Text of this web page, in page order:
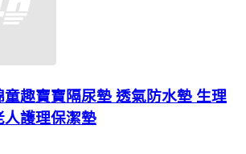
童趣寶寶隔尿墊 透氣防水墊 生理
人護理保潔墊